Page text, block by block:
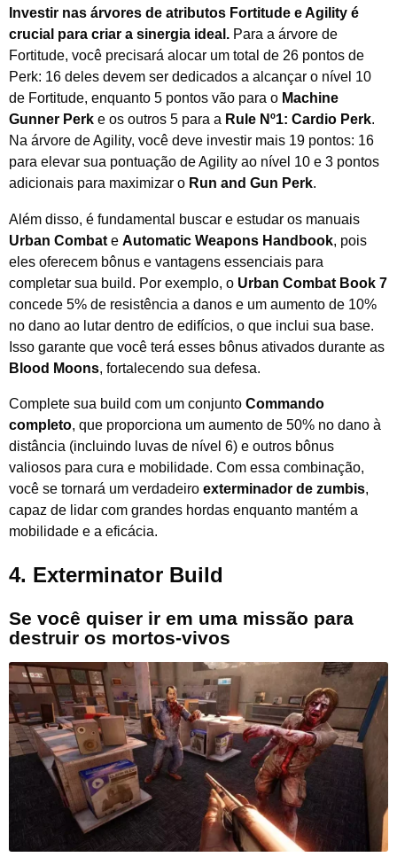
Investir nas árvores de atributos Fortitude e Agility é
crucial para criar a sinergia ideal. Para a árvore de
Fortitude, você precisará alocar um total de 26 pontos de
Perk: 16 deles devem ser dedicados a alcançar o nível 10
de Fortitude, enquanto 5 pontos vão para o Machine
Gunner Perk e os outros 5 para a Rule Nº1: Cardio Perk.
Na árvore de Agility, você deve investir mais 19 pontos: 16
para elevar sua pontuação de Agility ao nível 10 e 3 pontos
adicionais para maximizar o Run and Gun Perk.
Além disso, é fundamental buscar e estudar os manuais
Urban Combat e Automatic Weapons Handbook, pois
eles oferecem bônus e vantagens essenciais para
completar sua build. Por exemplo, o Urban Combat Book 7
concede 5% de resistência a danos e um aumento de 10%
no dano ao lutar dentro de edifícios, o que inclui sua base.
Isso garante que você terá esses bônus ativados durante as
Blood Moons, fortalecendo sua defesa.
Complete sua build com um conjunto Commando
completo, que proporciona um aumento de 50% no dano à
distância (incluindo luvas de nível 6) e outros bônus
valiosos para cura e mobilidade. Com essa combinação,
você se tornará um verdadeiro exterminador de zumbis,
capaz de lidar com grandes hordas enquanto mantém a
mobilidade e a eficácia.
4. Exterminator Build
Se você quiser ir em uma missão para
destruir os mortos-vivos